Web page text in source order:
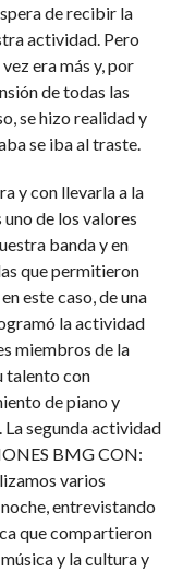
de recibir la
actividad. Pero
era más y, por
de todas las
se hizo realidad y
se iba al traste.
y con llevarla a la
de los valores
banda y en
que permitieron
este caso, de una
la actividad
miembros de la
talento con
de piano y
segunda actividad
BMG CON:
varios
entrevistando
que compartieron
y la cultura y